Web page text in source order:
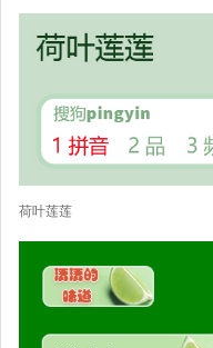
荷叶莲莲